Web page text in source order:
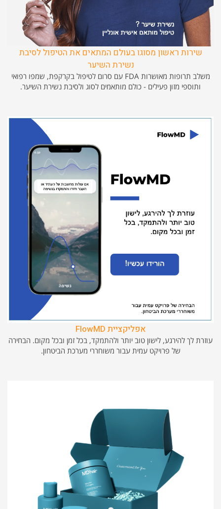
שירות ראשון מסוגו בעולם המתאים את הטיפול לסיבת
נשירת השיער
משלב תרופות מאושרות FDA עם סרום לטיפול בקרקפת, שמפו רפואי
ותוספי מזון פעילים - כולם מותאמים לסוג ולסיבת נשירת השיער.
אפליקציית FlowMD
עוזרת לך להירגע, לישון טוב יותר ולהתמקד, בכל זמן ובכל מקום. הבחירה
של פרויקט עמית עבור משוחררי מערכת הביטחון.